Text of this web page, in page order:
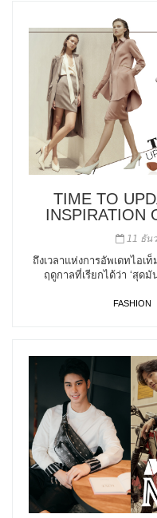
TIME TO
INSPIRATION
11 ธัน
ถึงเวลาแห่งการอัพเดทไอ
ฤดูกาลที่เรียกได้ว่า ‘สุด
FASHION